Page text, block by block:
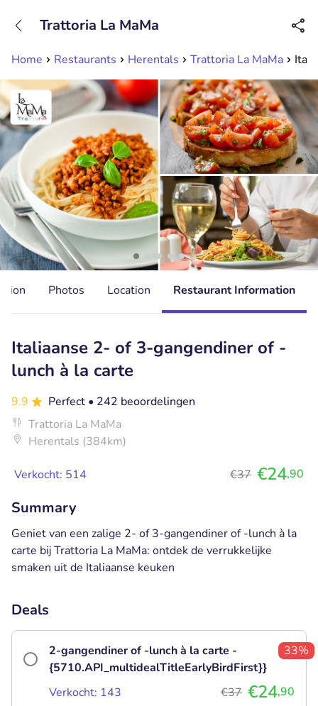
Available until 23:00
Home Restaurants Herentals Trattoria La MaMa
Trattoria La MaMa
Photos Location Restaurant Information
Italiaanse 2- of 3-gangendiner of -
lunch à la carte
9.9 Perfect • 242 beoordelingen
Trattoria La MaMa
Herentals (384km)
Verkocht: 514 €37 €24,90
Summary
Geniet van een zalige 2- of 3-gangendiner of -lunch à la
carte bij Trattoria La MaMa: ontdek de verrukkelijke
smaken uit de Italiaanse keuken
Deals
2-gangendiner of -lunch à la carte -
{5710.API_multidealTitleEarlyBirdFirst}}
33%
Verkocht: 143 €37 €24,90